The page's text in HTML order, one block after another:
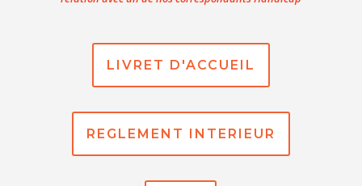
LIVRET D'ACCUEIL
REGLEMENT INTERIEUR